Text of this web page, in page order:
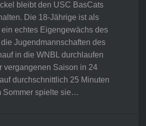
bleibt den USC BasCats
Die 18-Jährige ist als
echtes Eigengewächs des
Jugendmannschaften des
in die WNBL durchlaufen
vergangenen Saison in 24
durchschnittlich 25 Minuten
Sommer spielte sie…